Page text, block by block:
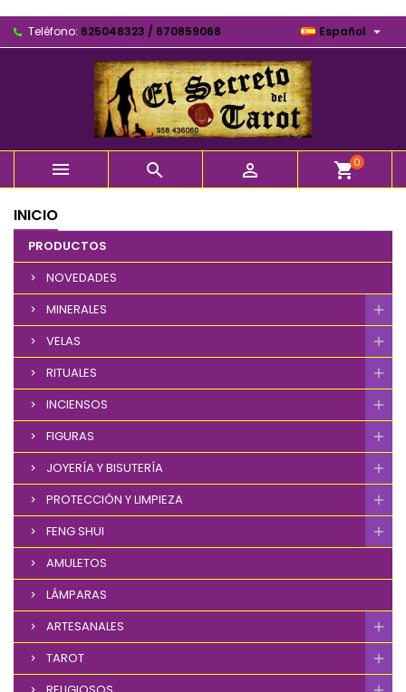
Teléfono: 625048323 / 670859068 Español 
   shopping_cart0
INICIO
PRODUCTOS
NOVEDADES
MINERALES
VELAS
RITUALES
INCIENSOS
FIGURAS
JOYERÍA Y BISUTERÍA
PROTECCIÓN Y LIMPIEZA
FENG SHUI
AMULETOS
LÁMPARAS
ARTESANALES
TAROT